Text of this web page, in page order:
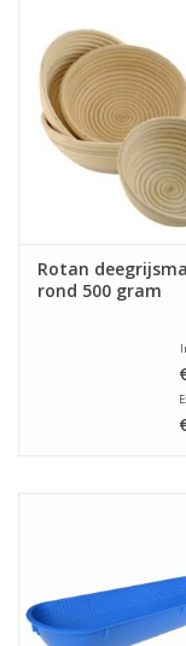
Rotan
rond 500 gram